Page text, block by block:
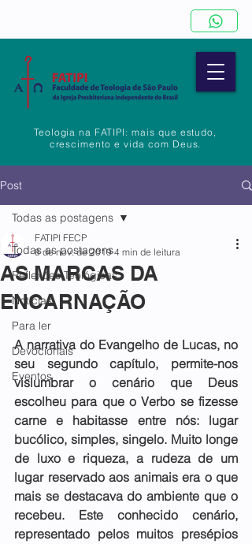
Teologia na FATIPI: mais que estudo,
crescimento e vida com Deus.
Post
Todas as postagens
Reflexões Teológicas
Notícias
Para ler
Devocionais
Eventos
Todas as postagens
AS MARCAS DA
ENCARNAÇÃO
FATIPI FECP
8 de nov. de 2019 4 min de leitura
A narrativa do Evangelho de Lucas, no
seu segundo capítulo, permite-nos
vislumbrar o cenário que Deus
escolheu para que o Verbo se fizesse
carne e habitasse entre nós: lugar
bucólico, simples, singelo. Muito longe
de luxo e riqueza, a rudeza de um
lugar reservado aos animais era o que
mais se destacava do ambiente que o
recebeu. Este conhecido cenário,
representado pelos muitos presépios